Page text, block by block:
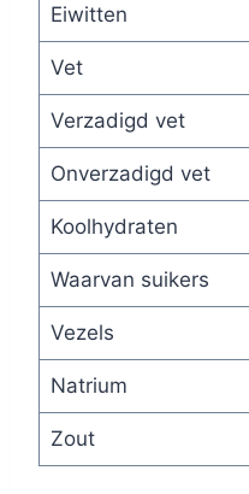
Eiwitten
Vet
Verzadigd vet
Onverzadigd vet
Koolhydraten
Waarvan suikers
Vezels
Natrium
Zout